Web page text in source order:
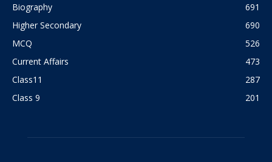
Biography
691
Higher Secondary
690
MCQ
526
Current Affairs
473
Class11
287
Class 9
201